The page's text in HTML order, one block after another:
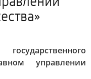
управлении